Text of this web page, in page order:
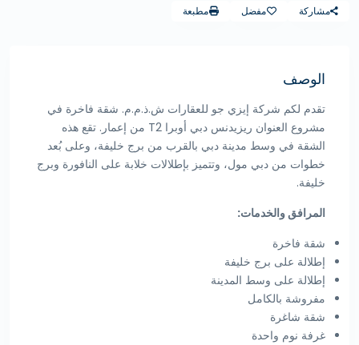
مشاركة مفضل مطبعة
الوصف
تقدم لكم شركة إيزي جو للعقارات ش.ذ.م.م. شقة فاخرة في
مشروع العنوان ريزيدنس دبي أوبرا T2 من إعمار. تقع هذه
الشقة في وسط مدينة دبي بالقرب من برج خليفة، وعلى بُعد
خطوات من دبي مول، وتتميز بإطلالات خلابة على النافورة وبرج
خليفة.
المرافق والخدمات:
شقة فاخرة
إطلالة على برج خليفة
إطلالة على وسط المدينة
مفروشة بالكامل
شقة شاغرة
غرفة نوم واحدة